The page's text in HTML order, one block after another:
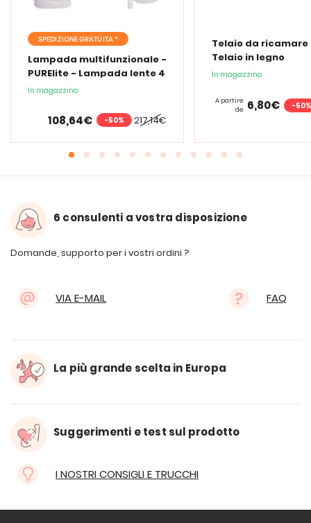
SPEDIZIONE GRATUITA *
Lampada multifunzionale -
PURElite - Lampada lente 4
in 1
In magazzino
217,14€
108,64€ -50%
Telaio da ricamare
Telaio in legno
In magazzino
A partire
de 6,80€ -50%
6 consulenti a vostra disposizione
Domande, supporto per i vostri ordini ?
VIA E-MAIL FAQ
La più grande scelta in Europa
Suggerimenti e test sul prodotto
I NOSTRI CONSIGLI E TRUCCHI